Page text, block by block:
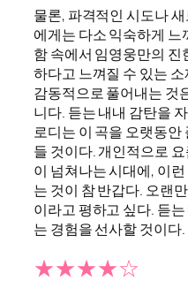
물론, 파격적인 시도나
에게는 다소 익숙하게 느
함 속에서 임영웅만의 진
하다고 느껴질 수 있는
감동적으로 풀어내는 것
니다. 듣는 내내 감탄을
로디는 이 곡을 오랫동
들 것이다. 개인적으로
이 넘쳐나는 시대에, 이
는 것이 참 반갑다. 오랜
이라고 평하고 싶다. 듣
는 경험을 선사할 것이다.
★★★★☆